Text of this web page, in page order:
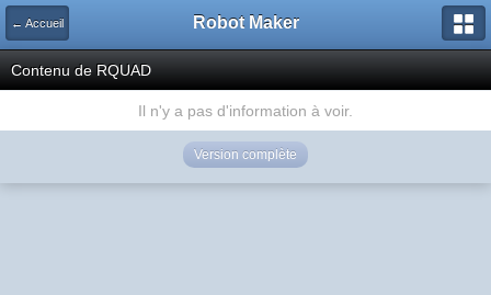
← Accueil Robot Maker
Contenu de RQUAD
Il n'y a pas d'information à voir.
Version complète